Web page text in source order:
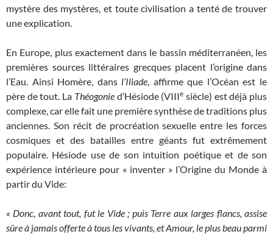
mystère des mystères, et toute civilisation a tenté de trouver
une explication.
En Europe, plus exactement dans le bassin méditerranéen, les
premières sources littéraires grecques placent l’origine dans
l’Eau. Ainsi Homère, dans l’Iliade, affirme que l’Océan est le
père de tout. La Théogonied’Hésiode (VIIIe siècle) est déjà plus
complexe, car elle fait une première synthèse de traditions plus
anciennes. Son récit de procréation sexuelle entre les forces
cosmiques et des batailles entre géants fut extrêmement
populaire. Hésiode use de son intuition poétique et de son
expérience intérieure pour « inventer » l’Origine du Monde à
partir du Vide:
« Donc, avant tout, fut le Vide ; puis Terre aux larges flancs, assise
sûre à jamais offerte à tous les vivants, et Amour, le plus beau parmi